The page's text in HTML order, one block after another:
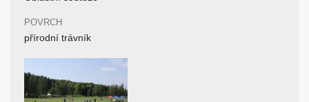
POVRCH
přírodní trávník